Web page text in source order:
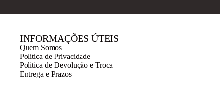
INFORMAÇÕES ÚTEIS
Quem Somos
Politica de Privacidade
Politica de Devolução e Troca
Entrega e Prazos